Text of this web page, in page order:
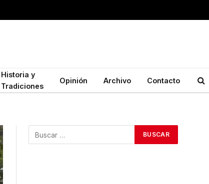
Historia y
Tradiciones
Opinión Archivo Contacto